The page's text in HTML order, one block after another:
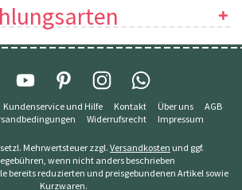
Kundenservice und Hilfe Kontakt Über uns
AGB
Widerrufsrecht Impressum
Mehrwertsteuer zzgl. Versandkosten und ggf.
wenn nicht anders beschrieben
bereits reduzierten und preisgebundenen Artikel sowie
Kurzwaren.